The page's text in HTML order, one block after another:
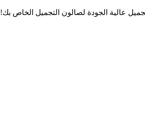
عالية الجودة لصالون التجميل الخاص بك!